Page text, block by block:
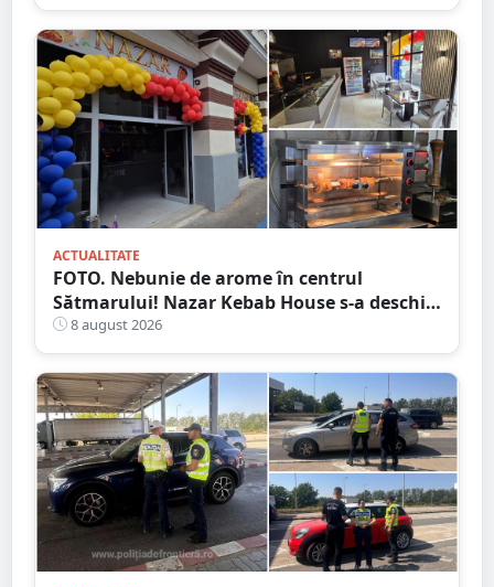
ACTUALITATE
FOTO. Nebunie de arome în centrul
Sătmarului! Nazar Kebab House s-a deschis
cu șaorma la 20 de lei, azi și mâine
8 august 2026